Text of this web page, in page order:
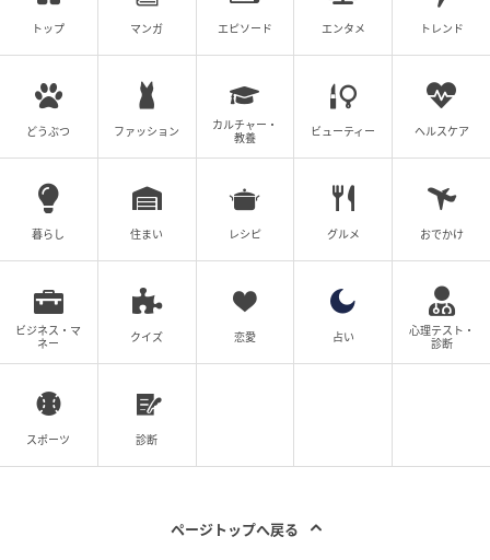
義実家から帰ってきたあと、トシハルは深い沈黙に包
愛情を注がれず「搾取子」として育った過去。そして
大人になりお金を渡すことで親に認められたいと願っ
ていたこと。衝撃を受けましたが、同時に腑に落ちま
した。
トップ マンガ エピソード エンタメ トレンド
どうぶつ ファッション
カルチャー・
教養
ビューティー ヘルスケア
暮らし 住まい レシピ グルメ おでかけ
ビジネス・マ
ネー
クイズ 恋愛 占い
心理テスト・
診断
スポーツ 診断
ページトップへ戻る